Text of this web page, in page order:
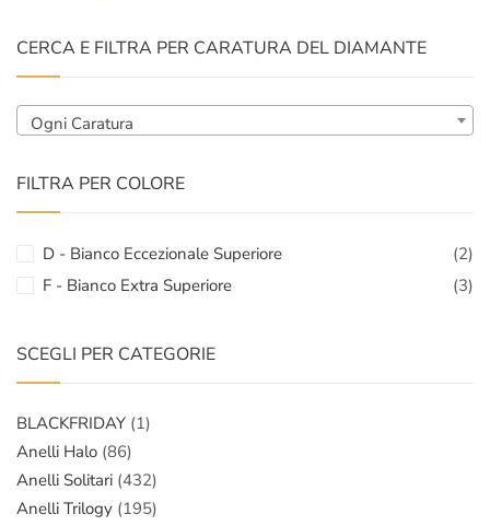
CERCA E FILTRA PER CARATURA DEL DIAMANTE
Ogni Caratura
FILTRA PER COLORE
D - Bianco Eccezionale Superiore
(2)
F - Bianco Extra Superiore
(3)
SCEGLI PER CATEGORIE
BLACKFRIDAY (1)
Anelli Halo (86)
Anelli Solitari (432)
Anelli Trilogy (195)